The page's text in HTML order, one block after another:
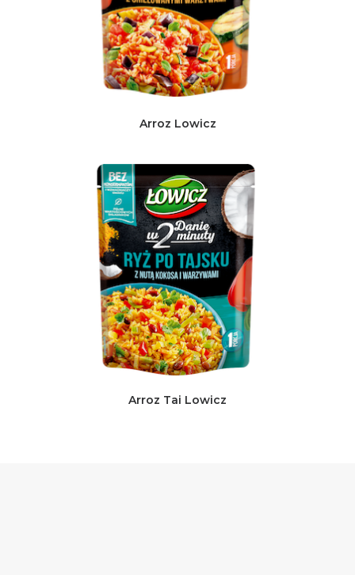
Arroz Lowicz
Arroz Tai Lowicz